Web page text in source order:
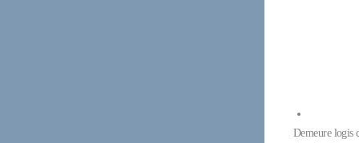
Demeure logis